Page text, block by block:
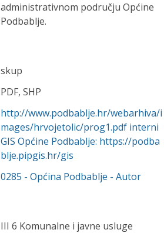
administrativnom području Općine
Podbablje.
skup
PDF, SHP
http://www.podbablje.hr/webarhiva/i
mages/hrvojetolic/prog1.pdf interni
GIS Općine Podbablje: https://podba
blje.pipgis.hr/gis
0285 -Općina Podbablje - Autor
III 6 Komunalne i javne usluge